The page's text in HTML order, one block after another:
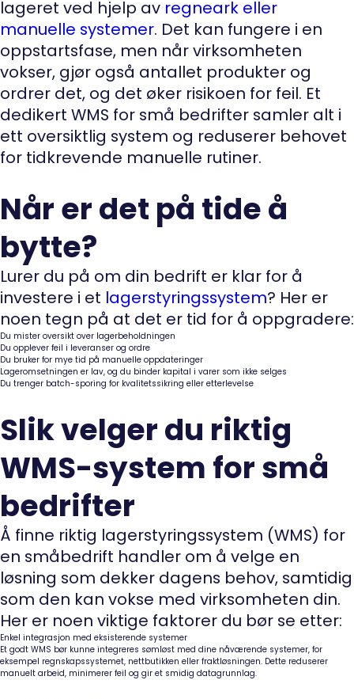
lageret ved hjelp av regneark eller
manuelle systemer. Det kan fungere i en
oppstartsfase, men når virksomheten
vokser, gjør også antallet produkter og
ordrer det, og det øker risikoen for feil. Et
dedikert WMS for små bedrifter samler alt i
ett oversiktlig system og reduserer behovet
for tidkrevende manuelle rutiner.
Når er det på tide å
bytte?
Lurer du på om din bedrift er klar for å
investere i et lagerstyringssystem? Her er
noen tegn på at det er tid for å oppgradere:
Du mister oversikt over lagerbeholdningen
Du opplever feil i leveranser og ordre
Du bruker for mye tid på manuelle oppdateringer
Lageromsetningen er lav, og du binder kapital i varer som ikke selges
Du trenger batch-sporing for kvalitetssikring eller etterlevelse
Slik velger du riktig
WMS-system for små
bedrifter
Å finne riktig lagerstyringssystem (WMS) for
en småbedrift handler om å velge en
løsning som dekker dagens behov, samtidig
som den kan vokse med virksomheten din.
Her er noen viktige faktorer du bør se etter:
Enkel integrasjon med eksisterende systemer
Et godt WMS bør kunne integreres sømløst med dine nåværende systemer, for
eksempel regnskapssystemet, nettbutikken eller fraktløsningen. Dette reduserer
manuelt arbeid, minimerer feil og gir et smidig datagrunnlag.